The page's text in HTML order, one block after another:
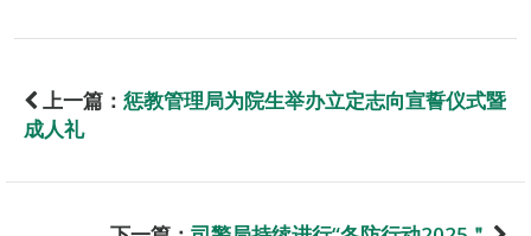
上一篇： 惩教管理局为院生举办立定志向宣誓仪式暨
成人礼